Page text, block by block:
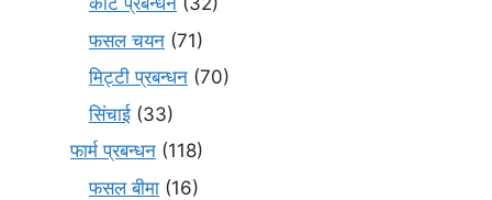
फसल चयन (71)
मि‌ट्टी प्रबन्धन (70)
सिंचाई (33)
फार्म प्रबन्धन (118)
फसल बीमा (16)